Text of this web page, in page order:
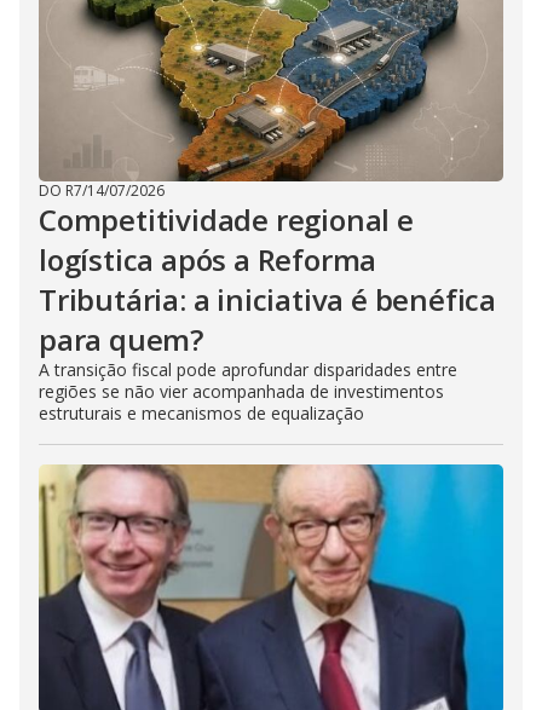
DO R7/14/07/2026
Competitividade regional e
logística após a Reforma
Tributária: a iniciativa é benéfica
para quem?
A transição fiscal pode aprofundar disparidades entre
regiões se não vier acompanhada de investimentos
estruturais e mecanismos de equalização